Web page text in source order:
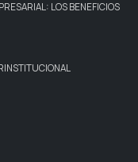
LOS BENEFICIOS